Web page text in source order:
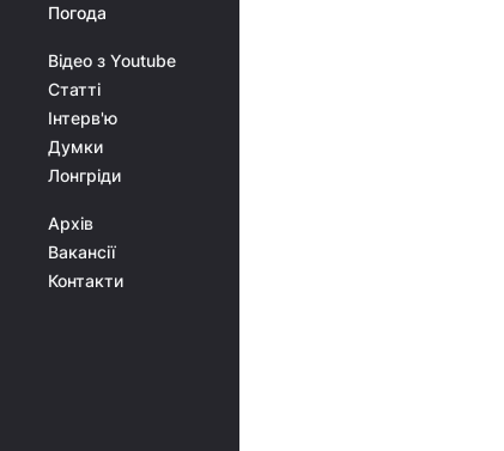
Погода
Відео з Youtube
Статті
Інтерв'ю
Думки
Лонгріди
Архів
Вакансії
Контакти